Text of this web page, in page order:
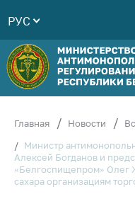
Руководство
Структура
Министерства
РУС
Главная Новости
Министр
Алексей Богданов и
«Белгоспищепром» Олег
сахара организациям